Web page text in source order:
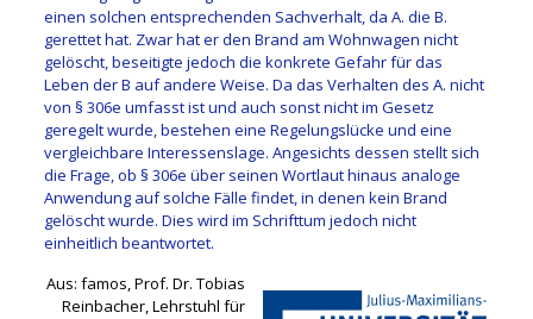
einen solchen entsprechenden Sachverhalt, da A. die B.
gerettet hat. Zwar hat er den Brand am Wohnwagen nicht
gelöscht, beseitigte jedoch die konkrete Gefahr für das
Leben der B auf andere Weise. Da das Verhalten des A. nicht
von § 306e umfasst ist und auch sonst nicht im Gesetz
geregelt wurde, bestehen eine Regelungslücke und eine
vergleichbare Interessenslage. Angesichts dessen stellt sich
die Frage, ob § 306e über seinen Wortlaut hinaus analoge
Anwendung auf solche Fälle findet, in denen kein Brand
gelöscht wurde. Dies wird im Schrifttum jedoch nicht
einheitlich beantwortet.
Aus: famos, Prof. Dr. Tobias
Reinbacher, Lehrstuhl für